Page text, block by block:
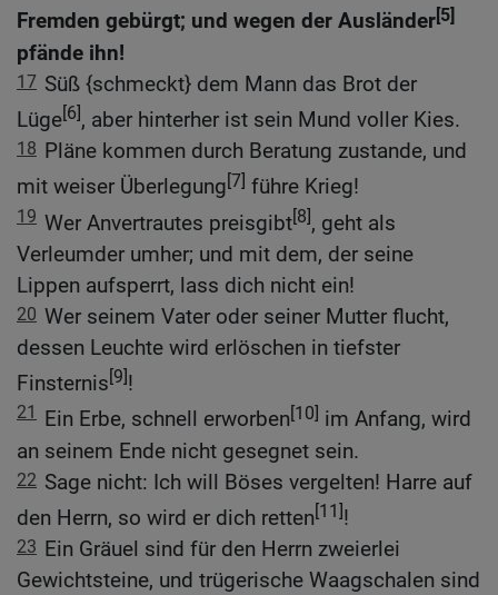
Fremden gebürgt; und wegen der Ausländer[5]
pfände ihn!
17 Süß {schmeckt} dem Mann das Brot der
Lüge[6], aber hinterher ist sein Mund voller Kies.
18 Pläne kommen durch Beratung zustande, und
mit weiser Überlegung[7] führe Krieg!
19 Wer Anvertrautes preisgibt[8], geht als
Verleumder umher; und mit dem, der seine
Lippen aufsperrt, lass dich nicht ein!
20 Wer seinem Vater oder seiner Mutter flucht,
dessen Leuchte wird erlöschen in tiefster
Finsternis[9]!
21 Ein Erbe, schnell erworben[10] im Anfang, wird
an seinem Ende nicht gesegnet sein.
22 Sage nicht: Ich will Böses vergelten! Harre auf
den Herrn, so wird er dich retten[11]!
23 Ein Gräuel sind für den Herrn zweierlei
Gewichtsteine, und trügerische Waagschalen sind